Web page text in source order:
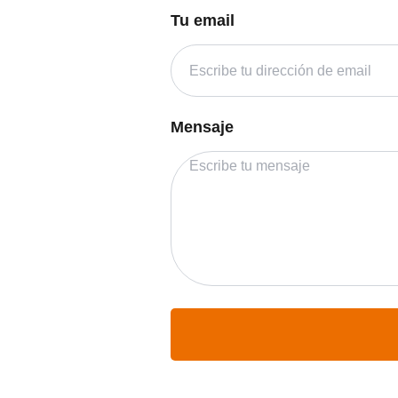
Tu email
Mensaje